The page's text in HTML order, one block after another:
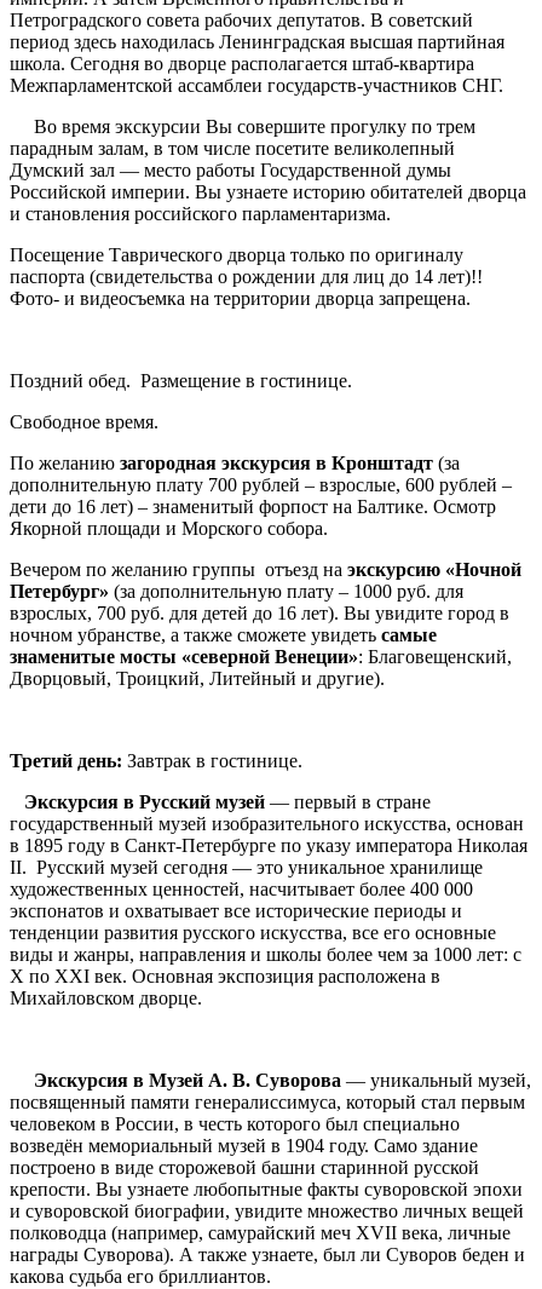
Петроградского совета рабочих депутатов. В советский
период здесь находилась Ленинградская высшая партийная
школа. Сегодня во дворце располагается штаб-квартира
Межпарламентской ассамблеи государств-участников СНГ.
Во время экскурсии Вы совершите прогулку по трем
парадным залам, в том числе посетите великолепный
Думский зал — место работы Государственной думы
Российской империи. Вы узнаете историю обитателей дворца
и становления российского парламентаризма.
Посещение Таврического дворца только по оригиналу
паспорта (свидетельства о рождении для лиц до 14 лет)!!
Фото- и видеосъемка на территории дворца запрещена.
Поздний обед. Размещение в гостинице.
Свободное время.
По желанию загородная экскурсия в Кронштадт (за
дополнительную плату 700 рублей – взрослые, 600 рублей –
дети до 16 лет) – знаменитый форпост на Балтике. Осмотр
Якорной площади и Морского собора.
Вечером по желанию группы отъезд на экскурсию «Ночной
Петербург» (за дополнительную плату – 1000 руб. для
взрослых, 700 руб. для детей до 16 лет). Вы увидите город в
ночном убранстве, а также сможете увидеть самые
знаменитые мосты «северной Венеции»: Благовещенский,
Дворцовый, Троицкий, Литейный и другие).
Третий день: Завтрак в гостинице.
Экскурсия в Русский музей — первый в стране
государственный музей изобразительного искусства, основан
в 1895 году в Санкт-Петербурге по указу императора Николая
II. Русский музей сегодня — это уникальное хранилище
художественных ценностей, насчитывает более 400 000
экспонатов и охватывает все исторические периоды и
тенденции развития русского искусства, все его основные
виды и жанры, направления и школы более чем за 1000 лет: с
X по XXI век. Основная экспозиция расположена в
Михайловском дворце.
Экскурсия в Музей А. В. Суворова — уникальный музей,
посвященный памяти генералиссимуса, который стал первым
человеком в России, в честь которого был специально
возведён мемориальный музей в 1904 году. Само здание
построено в виде сторожевой башни старинной русской
крепости. Вы узнаете любопытные факты суворовской эпохи
и суворовской биографии, увидите множество личных вещей
полководца (например, самурайский меч XVII века, личные
награды Суворова). А также узнаете, был ли Суворов беден и
какова судьба его бриллиантов.